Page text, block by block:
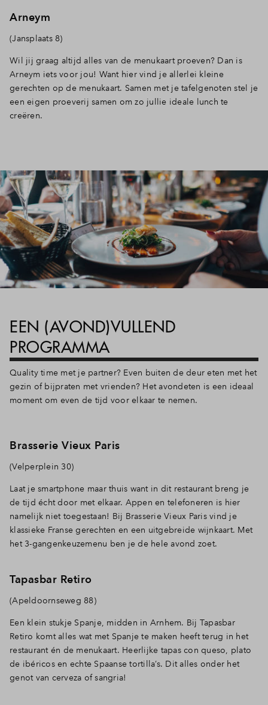
Arneym
(Jansplaats 8)
Wil jij graag altijd alles van de menukaart proeven? Dan is
Arneym iets voor jou! Want hier vind je allerlei kleine
gerechten op de menukaart. Samen met je tafelgenoten stel je
een eigen proeverij samen om zo jullie ideale lunch te
creëren.
EEN (AVOND)VULLEND
PROGRAMMA
Quality time met je partner? Even buiten de deur eten met het
gezin of bijpraten met vrienden? Het avondeten is een ideaal
moment om even de tijd voor elkaar te nemen.
Brasserie Vieux Paris
(Velperplein 30)
Laat je smartphone maar thuis want in dit restaurant breng je
de tijd écht door met elkaar. Appen en telefoneren is hier
namelijk niet toegestaan! Bij Brasserie Vieux Paris vind je
klassieke Franse gerechten en een uitgebreide wijnkaart. Met
het 3-gangenkeuzemenu ben je de hele avond zoet.
Tapasbar Retiro
(Apeldoornseweg 88)
Een klein stukje Spanje, midden in Arnhem. Bij Tapasbar
Retiro komt alles wat met Spanje te maken heeft terug in het
restaurant én de menukaart. Heerlijke tapas con queso, plato
de ibéricos en echte Spaanse tortilla’s. Dit alles onder het
genot van cerveza of sangria!